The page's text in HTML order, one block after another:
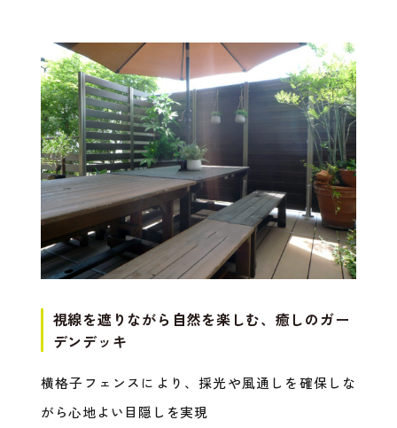
視線を遮りながら自然を楽しむ、癒しのガー
デンデッキ
横格子フェンスにより、採光や風通しを確保しな
がら心地よい目隠しを実現